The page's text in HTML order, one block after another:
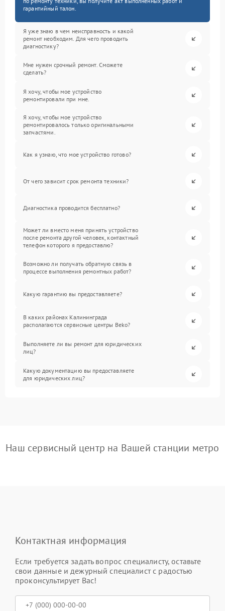
гарантийный талон.
Я уже знаю в чем неисправность и какой
ремонт необходим. Для чего проводить
диагностику?
Мне нужен срочный ремонт. Сможете
сделать?
Я хочу, чтобы мое устройство
ремонтировали при мне.
Я хочу, чтобы мое устройство
ремонтировалось только оригинальными
запчастями.
Как я узнаю, что мое устройство готово?
От чего зависит срок ремонта техники?
Диагностика проводится бесплатно?
Может ли вместо меня принять устройство
после ремонта другой человек, контактный
телефон которого я предоставлю?
Возможно ли получать обратную связь в
процессе выполнения ремонтных работ?
Какую гарантию вы предоставляете?
В каких районах Калининграда
располагаются сервисные центры Beko?
Выполняете ли вы ремонт для юридических
лиц?
Какую документацию вы предоставляете
для юридических лиц?
Наш сервисный центр на Вашей станции метро
Контактная информация
Если требуется задать вопрос специалисту, оставьте
свои данные и дежурный специалист с радостью
проконсультирует Вас!